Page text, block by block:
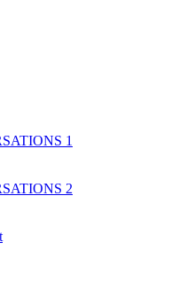
1
2